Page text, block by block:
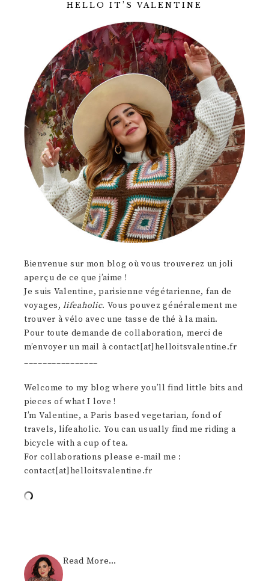
HELLO IT’S VALENTINE
Bienvenue sur mon blog où vous trouverez un joli
aperçu de ce que j’aime !
Je suis Valentine, parisienne végétarienne, fan de
voyages,lifeaholic. Vous pouvez généralement me
trouver à vélo avec une tasse de thé à la main.
Pour toute demande de collaboration, merci de
m’envoyer un mail à contact[at]helloitsvalentine.fr
________________
Welcome to my blog where you’ll find little bits and
pieces of what I love !
I’m Valentine, a Paris based vegetarian, fond of
travels, lifeaholic. You can usually find me riding a
bicycle with a cup of tea.
For collaborations please e-mail me :
contact[at]helloitsvalentine.fr
Read More…